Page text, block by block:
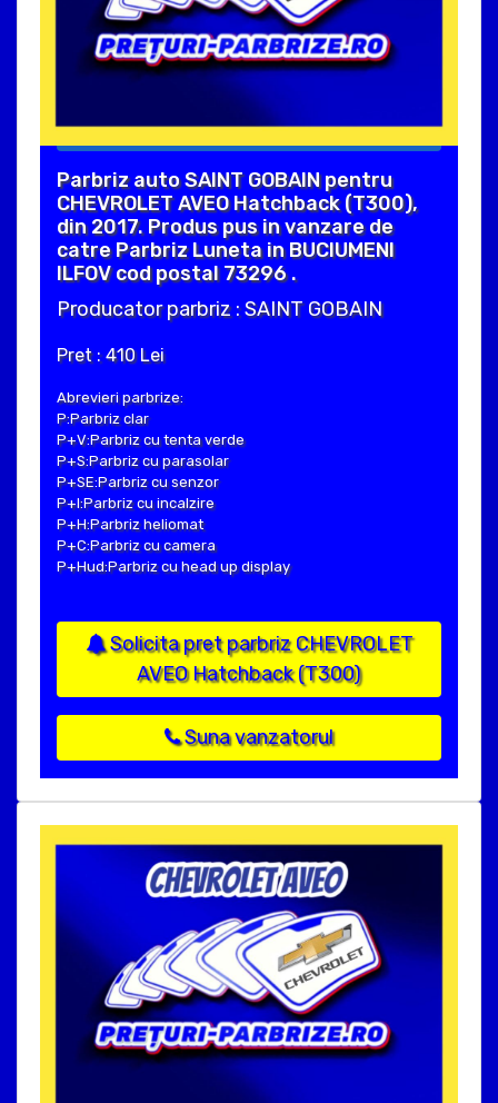
Parbriz auto SAINT GOBAIN pentru
CHEVROLET AVEO Hatchback (T300),
din 2017. Produs pus in vanzare de
catre Parbriz Luneta in BUCIUMENI
ILFOV cod postal 73296 .
Producator parbriz : SAINT GOBAIN
Pret : 410 Lei
Abrevieri parbrize:
P:Parbriz clar
P+V:Parbriz cu tenta verde
P+S:Parbriz cu parasolar
P+SE:Parbriz cu senzor
P+I:Parbriz cu incalzire
P+H:Parbriz heliomat
P+C:Parbriz cu camera
P+Hud:Parbriz cu head up display
Solicita pret parbriz CHEVROLET
AVEO Hatchback (T300)
Suna vanzatorul